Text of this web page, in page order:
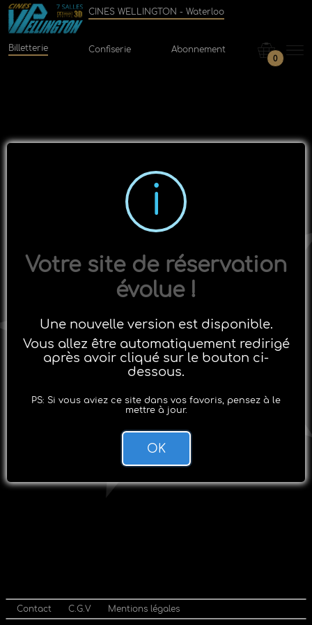
CINES WELLINGTON - Waterloo
Billetterie Confiserie Abonnement
0
Contact C.G.V Mentions légales
Votre site de réservation
évolue !
Une nouvelle version est disponible.
Vous allez être automatiquement redirigé
après avoir cliqué sur le bouton ci-
dessous.
PS: Si vous aviez ce site dans vos favoris, pensez à le
mettre à jour.
OK